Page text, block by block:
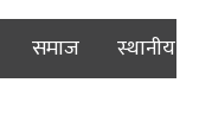
समाज स्थानीय